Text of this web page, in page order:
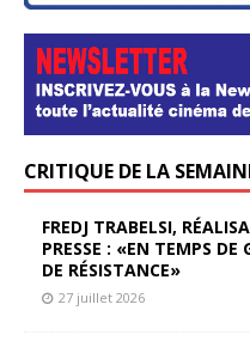
CRITIQUE DE LA
FREDJ TRABELSI,
PRESSE : «EN TEMPS DE
DE RÉSISTANCE»
27 juillet 2026